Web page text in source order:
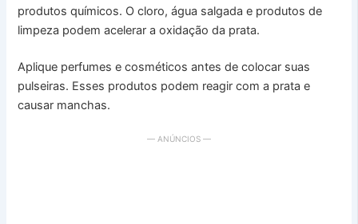
produtos químicos. O cloro, água salgada e produtos de
limpeza podem acelerar a oxidação da prata.
Aplique perfumes e cosméticos antes de colocar suas
pulseiras. Esses produtos podem reagir com a prata e
causar manchas.
— ANÚNCIOS —